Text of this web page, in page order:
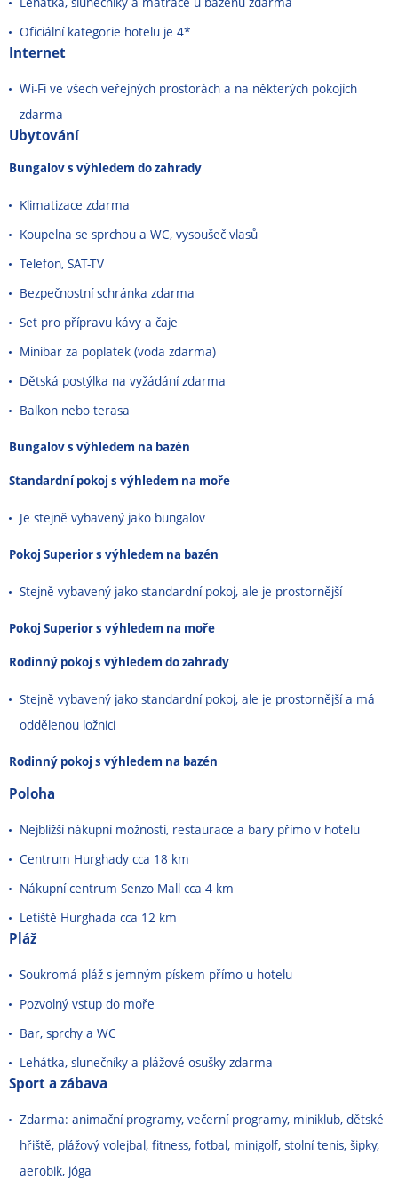
Oficiální kategorie hotelu je 4*
Internet
Wi-Fi ve všech veřejných prostorách a na některých pokojích
zdarma
Ubytování
Bungalov s výhledem do zahrady
Klimatizace zdarma
Koupelna se sprchou a WC, vysoušeč vlasů
Telefon, SAT-TV
Bezpečnostní schránka zdarma
Set pro přípravu kávy a čaje
Minibar za poplatek (voda zdarma)
Dětská postýlka na vyžádání zdarma
Balkon nebo terasa
Bungalov s výhledem na bazén
Standardní pokoj s výhledem na moře
Je stejně vybavený jako bungalov
Pokoj Superior s výhledem na bazén
Stejně vybavený jako standardní pokoj, ale je prostornější
Pokoj Superior s výhledem na moře
Rodinný pokoj s výhledem do zahrady
Stejně vybavený jako standardní pokoj, ale je prostornější a má
oddělenou ložnici
Rodinný pokoj s výhledem na bazén
Poloha
Nejbližší nákupní možnosti, restaurace a bary přímo v hotelu
Centrum Hurghady cca 18 km
Nákupní centrum Senzo Mall cca 4 km
Letiště Hurghada cca 12 km
Pláž
Soukromá pláž s jemným pískem přímo u hotelu
Pozvolný vstup do moře
Bar, sprchy a WC
Lehátka, slunečníky a plážové osušky zdarma
Sport a zábava
Zdarma: animační programy, večerní programy, miniklub, dětské
hřiště, plážový volejbal, fitness, fotbal, minigolf, stolní tenis, šipky,
aerobik, jóga